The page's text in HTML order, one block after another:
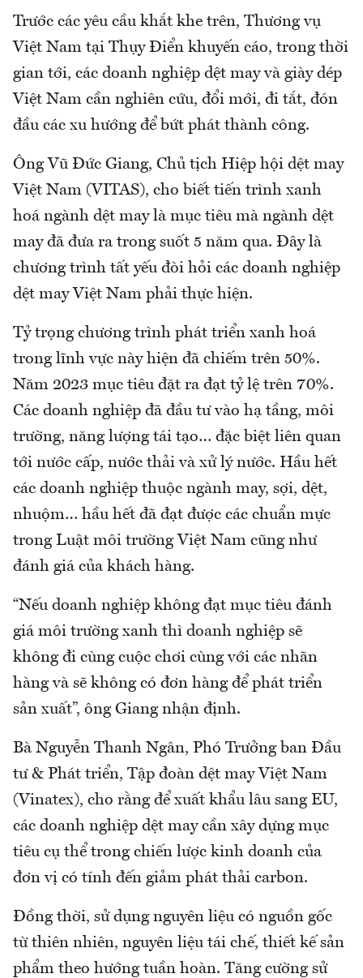
Trước các yêu cầu khắt khe trên, Thương vụ
Việt Nam tại Thụy Điển khuyến cáo, trong thời
gian tới, các doanh nghiệp dệt may và giày dép
Việt Nam cần nghiên cứu, đổi mới, đi tắt, đón
đầu các xu hướng để bứt phát thành công.
Ông Vũ Đức Giang, Chủ tịch Hiệp hội dệt may
Việt Nam (VITAS), cho biết tiến trình xanh
hoá ngành dệt may là mục tiêu mà ngành dệt
may đã đưa ra trong suốt 5 năm qua. Đây là
chương trình tất yếu đòi hỏi các doanh nghiệp
dệt may Việt Nam phải thực hiện.
Tỷ trọng chương trình phát triển xanh hoá
trong lĩnh vực này hiện đã chiếm trên 50%.
Năm 2023 mục tiêu đặt ra đạt tỷ lệ trên 70%.
Các doanh nghiệp đã đầu tư vào hạ tầng, môi
trường, năng lượng tái tạo… đặc biệt liên quan
tới nước cấp, nước thải và xử lý nước. Hầu hết
các doanh nghiệp thuộc ngành may, sợi, dệt,
nhuộm… hầu hết đã đạt được các chuẩn mực
trong Luật môi trường Việt Nam cũng như
đánh giá của khách hàng.
“Nếu doanh nghiệp không đạt mục tiêu đánh
giá môi trường xanh thì doanh nghiệp sẽ
không đi cùng cuộc chơi cùng với các nhãn
hàng và sẽ không có đơn hàng để phát triển
sản xuất”, ông Giang nhận định.
Bà Nguyễn Thanh Ngân, Phó Trưởng ban Đầu
tư & Phát triển, Tập đoàn dệt may Việt Nam
(Vinatex), cho rằng để xuất khẩu lâu sang EU,
các doanh nghiệp dệt may cần xây dựng mục
tiêu cụ thể trong chiến lược kinh doanh của
đơn vị có tính đến giảm phát thải carbon.
Đồng thời, sử dụng nguyên liệu có nguồn gốc
từ thiên nhiên, nguyên liệu tái chế, thiết kế sản
phẩm theo hướng tuần hoàn. Tăng cường sử